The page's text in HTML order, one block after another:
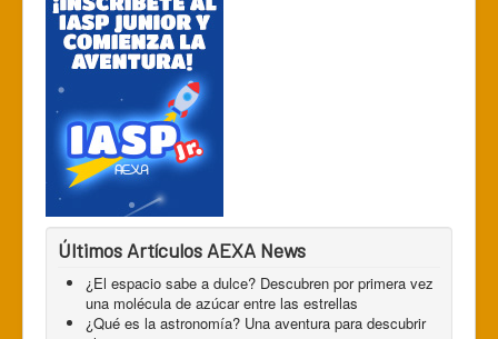
Últimos Artículos AEXA News
¿El espacio sabe a dulce? Descubren por primera vez
una molécula de azúcar entre las estrellas
¿Qué es la astronomía? Una aventura para descubrir